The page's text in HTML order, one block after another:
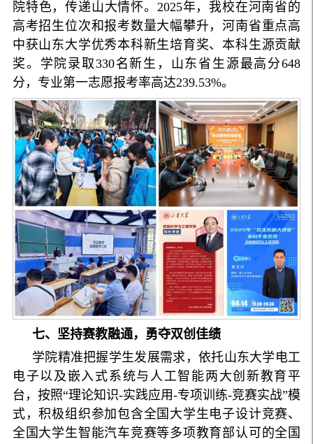
院特色，传递山大情怀。2025年，我校在河南省的
高考招生位次和报考数量大幅攀升，河南省重点高
中获山东大学优秀本科新生培育奖、本科生源贡献
奖。学院录取330名新生，山东省生源最高分648
分，专业第一志愿报考率高达239.53%。
七、坚持赛教融通，勇夺双创佳绩
学院精准把握学生发展需求，依托山东大学电工
电子以及嵌入式系统与人工智能两大创新教育平
台，按照“理论知识-实践应用-专项训练-竞赛实战”模
式，积极组织参加包含全国大学生电子设计竞赛、
全国大学生智能汽车竞赛等多项教育部认可的全国